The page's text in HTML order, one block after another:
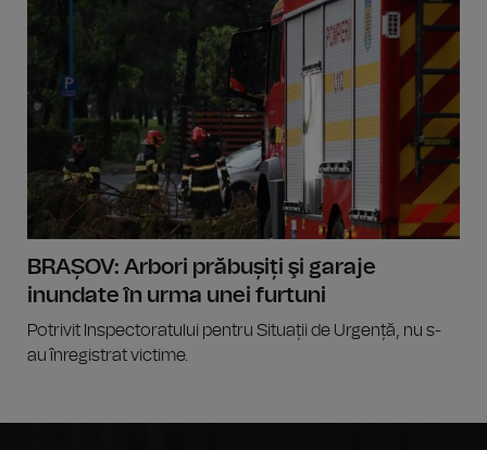
BRAȘOV: Arbori prăbușiți şi garaje
inundate în urma unei furtuni
Potrivit Inspectoratului pentru Situații de Urgență, nu s-
au înregistrat victime.